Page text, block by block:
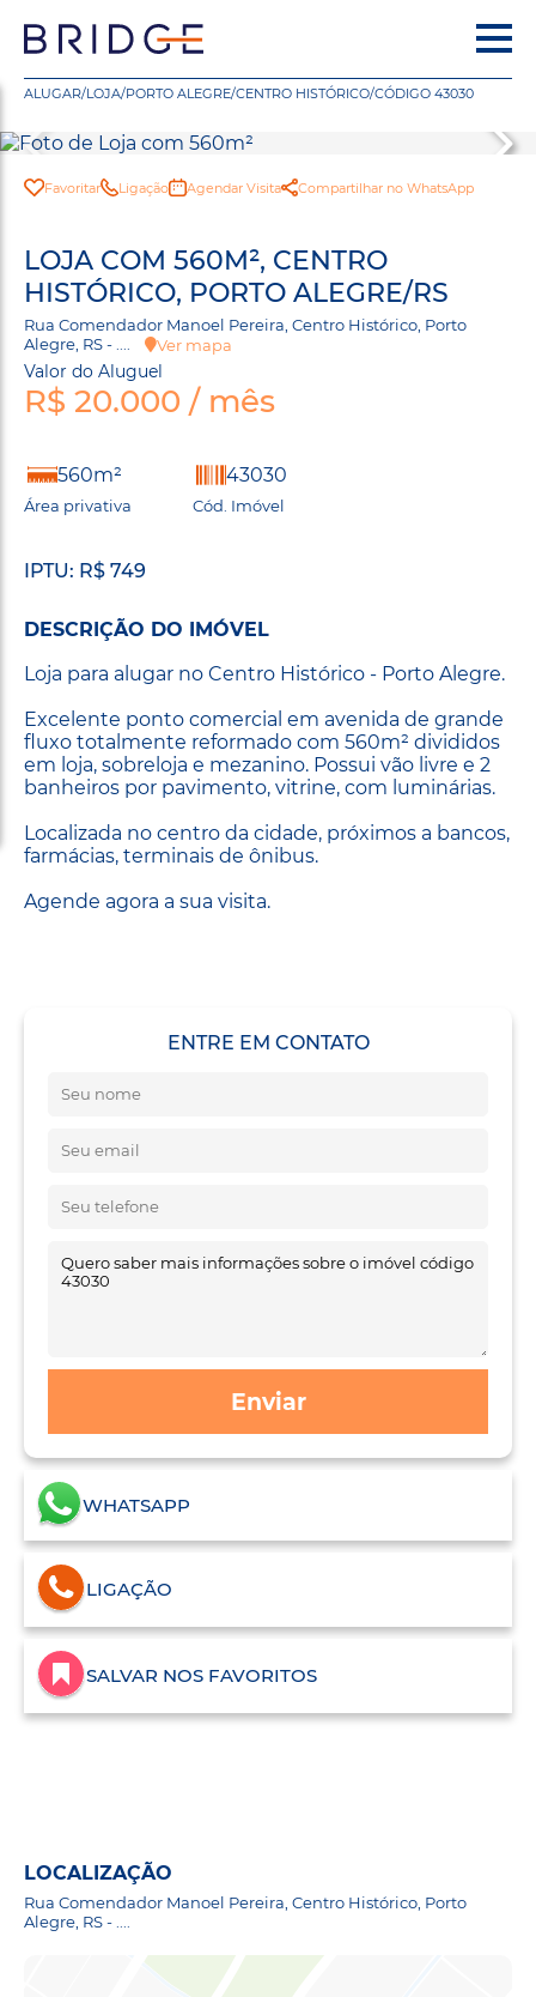
ALUGAR/LOJA/PORTO ALEGRE/CENTRO HISTÓRICO/CÓDIGO 43030
Favoritar Ligação Agendar Visita Compartilhar no WhatsApp
LOJA COM 560M², CENTRO
HISTÓRICO, PORTO ALEGRE/RS
Rua Comendador Manoel Pereira, Centro Histórico, Porto
Alegre, RS - ....
Ver mapa
Valor do Aluguel
R$ 20.000 / mês
560m²
Área privativa
43030
Cód. Imóvel
IPTU: R$ 749
DESCRIÇÃO DO IMÓVEL
Loja para alugar no Centro Histórico - Porto Alegre.
Excelente ponto comercial em avenida de grande
fluxo totalmente reformado com 560m² divididos
em loja, sobreloja e mezanino. Possui vão livre e 2
banheiros por pavimento, vitrine, com luminárias.
Localizada no centro da cidade, próximos a bancos,
farmácias, terminais de ônibus.
Agende agora a sua visita.
ENTRE EM CONTATO
Enviar
WHATSAPP
LIGAÇÃO
SALVAR NOS FAVORITOS
LOCALIZAÇÃO
Rua Comendador Manoel Pereira, Centro Histórico, Porto
Alegre, RS - ....